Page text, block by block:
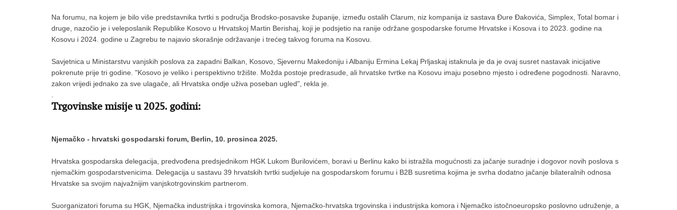
Na forumu, na kojem je bilo više predstavnika tvrtki s područja Brodsko-posavske županije, između ostalih Clarum, niz kompanija iz sastava Đure Đakovića, Simplex, Total bomar i
druge, nazočio je i veleposlanik Republike Kosovo u Hrvatskoj Martin Berishaj, koji je podsjetio na ranije održane gospodarske forume Hrvatske i Kosova i to 2023. godine na
Kosovu i 2024. godine u Zagrebu te najavio skorašnje održavanje i trećeg takvog foruma na Kosovu.
Savjetnica u Ministarstvu vanjskih poslova za zapadni Balkan, Kosovo, Sjevernu Makedoniju i Albaniju Ermina Lekaj Prljaskaj istaknula je da je ovaj susret nastavak inicijative
pokrenute prije tri godine. "Kosovo je veliko i perspektivno tržište. Možda postoje predrasude, ali hrvatske tvrtke na Kosovu imaju posebno mjesto i određene pogodnosti. Naravno,
zakon vrijedi jednako za sve ulagače, ali Hrvatska ondje uživa poseban ugled", rekla je.
Trgovinske misije u 2025. godini:
Njemačko - hrvatski gospodarski forum, Berlin, 10. prosinca 2025.
Hrvatska gospodarska delegacija, predvođena predsjednikom HGK Lukom Burilovićem, boravi u Berlinu kako bi istražila mogućnosti za jačanje suradnje i dogovor novih poslova s
njemačkim gospodarstvenicima. Delegacija u sastavu 39 hrvatskih tvrtki sudjeluje na gospodarskom forumu i B2B susretima kojima je svrha dodatno jačanje bilateralnih odnosa
Hrvatske sa svojim najvažnijim vanjskotrgovinskim partnerom.
Suorganizatori foruma su HGK, Njemačka industrijska i trgovinska komora, Njemačko-hrvatska trgovinska i industrijska komora i Njemačko istočnoeuropsko poslovno udruženje, a